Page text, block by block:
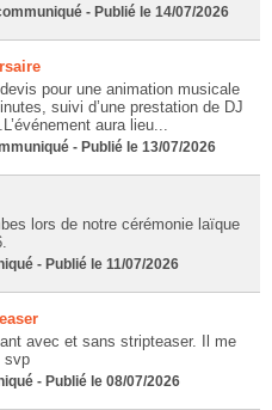
- Publié le 14/07/2026
pour une animation musicale
suivi d’une prestation de DJ
aura lieu...
- Publié le 13/07/2026
lors de notre cérémonie laïque
- Publié le 11/07/2026
avec et sans stripteaser. Il me
svp
- Publié le 08/07/2026